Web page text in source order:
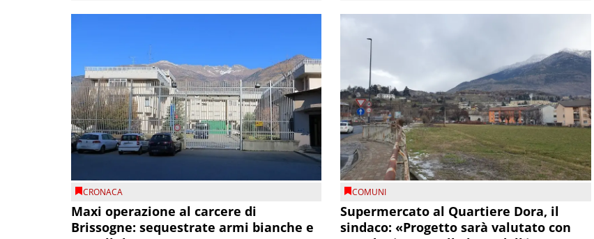
CRONACA
Maxi operazione al carcere di
Brissogne: sequestrate armi bianche e
COMUNI
Supermercato al Quartiere Dora, il
sindaco: «Progetto sarà valutato con